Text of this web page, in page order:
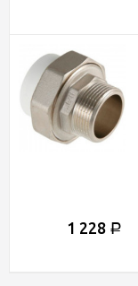
1 228 Р